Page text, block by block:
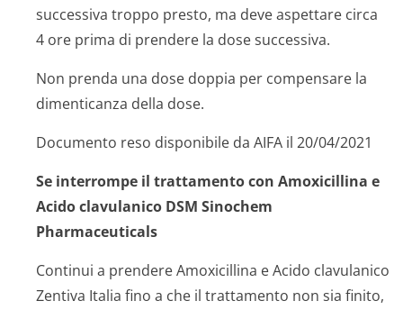
successiva troppo presto, ma deve aspettare circa
4 ore prima di prendere la dose successiva.
Non prenda una dose doppia per compensare la
dimenticanza della dose.
Documento reso disponibile da AIFA il 20/04/2021
Se interrompe il trattamento con Amoxicillina e
Acido clavulanico DSM Sinochem
Pharmaceuticals
Continui a prendere Amoxicillina e Acido clavulanico
Zentiva Italia fino a che il trattamento non sia finito,